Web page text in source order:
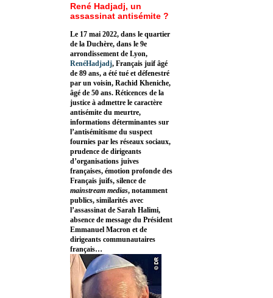
René Hadjadj, un
assassinat antisémite ?
Le 17 mai 2022, dans le quartier
de la Duchère, dans le 9e
arrondissement de Lyon,
RenéHadjadj, Français juif âgé
de 89 ans, a été tué et défenestré
par un voisin, Rachid Kheniche,
âgé de 50 ans. Réticences de la
justice à admettre le caractère
antisémite du meurtre,
informations déterminantes sur
l’antisémitisme du suspect
fournies par les réseaux sociaux,
prudence de dirigeants
d’organisations juives
françaises, émotion profonde des
Français juifs, silence de
mainstream medias, notamment
publics, similarités avec
l’assassinat de Sarah Halimi,
absence de message du Président
Emmanuel Macron et de
dirigeants communautaires
français…